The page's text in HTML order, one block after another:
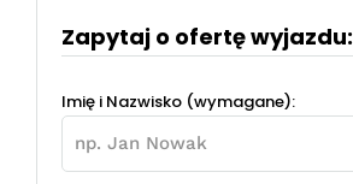
Zapytaj o ofertę wyjazdu:
Imię i Nazwisko (wymagane):